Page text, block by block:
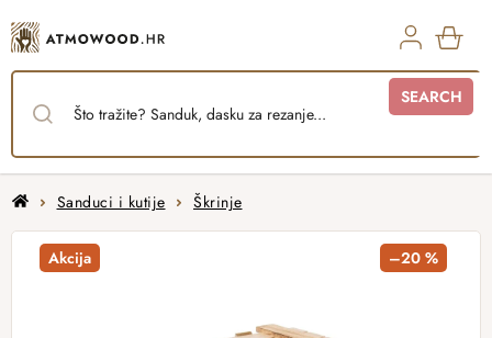
to
content
SEARCH
HomeSanduci i kutije Škrinje
Akcija –20 %